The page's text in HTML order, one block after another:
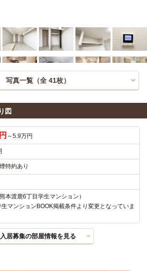
写真一覧（全 41枚）
図
～5.9万円
特約あり
熊本渡鹿6丁目学生マンション）
マンションBOOK掲載条件より変更となっていま
入居募集の部屋情報を見る